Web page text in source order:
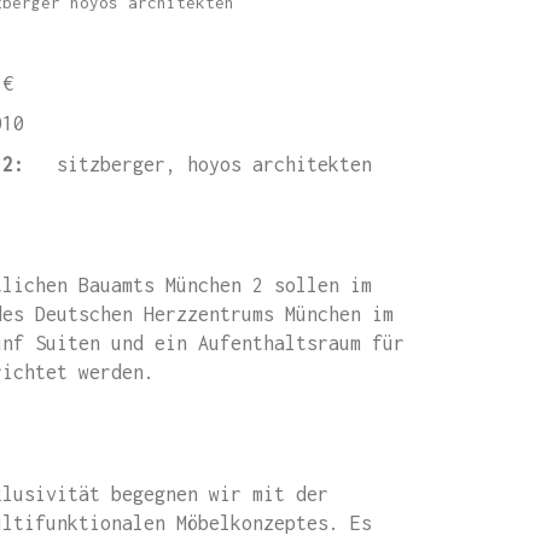
sitzberger, hoyos architekten
Bauamts München 2 sollen im
Deutschen Herzzentrums München im
Suiten und ein Aufenthaltsraum für
werden.
begegnen wir mit der
Möbelkonzeptes. Es